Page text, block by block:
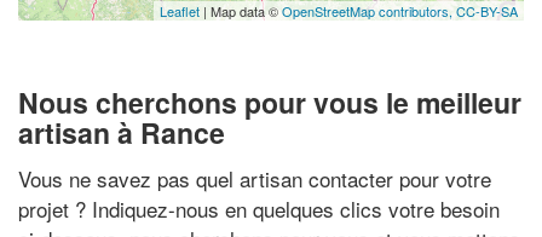
Leaflet | Map data ©OpenStreetMap contributors, CC-BY-SA
Nous cherchons pour vous le meilleur
artisan à Rance
Vous ne savez pas quel artisan contacter pour votre
projet ? Indiquez-nous en quelques clics votre besoin